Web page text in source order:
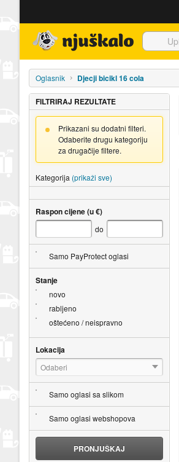
Oglasnik Djecji bicikl 16 cola
FILTRIRAJ REZULTATE
Prikazani su dodatni filteri.
Odaberite drugu kategoriju
za drugačije filtere.
Kategorija (prikaži sve)
Raspon cijene (u €)
do
Samo PayProtect oglasi
Stanje
novo
rabljeno
oštećeno / neispravno
Lokacija
Odaberi
Samo oglasi sa slikom
Samo oglasi webshopova
PRONJUŠKAJ